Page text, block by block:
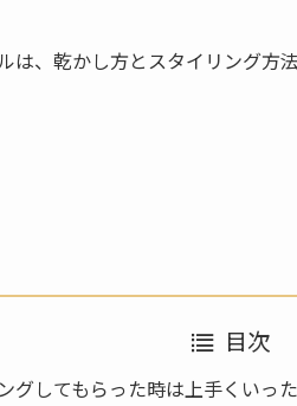
は、乾かし方とスタイリング方
目次
グしてもらった時は上手くいっ